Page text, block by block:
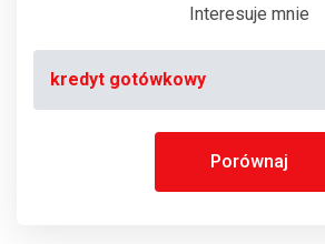
Interesuje mnie
kredyt gotówkowy
Porównaj